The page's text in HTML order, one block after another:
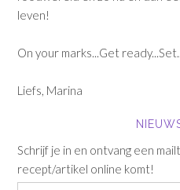
leven!
On your marks...Get
Liefs, Marina
Schrijf je in en ontvang een
recept/artikel online komt!